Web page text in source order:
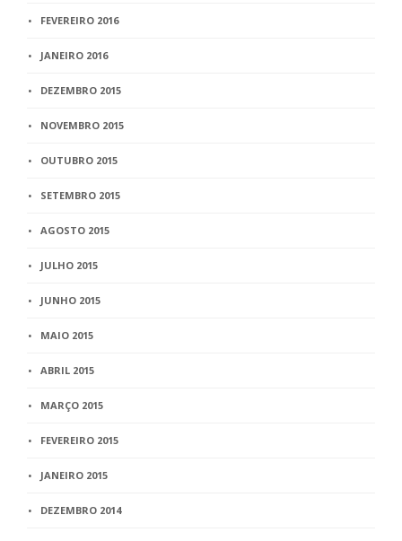
FEVEREIRO 2016
JANEIRO 2016
DEZEMBRO 2015
NOVEMBRO 2015
OUTUBRO 2015
SETEMBRO 2015
AGOSTO 2015
JULHO 2015
JUNHO 2015
MAIO 2015
ABRIL 2015
MARÇO 2015
FEVEREIRO 2015
JANEIRO 2015
DEZEMBRO 2014